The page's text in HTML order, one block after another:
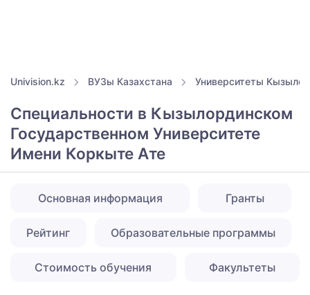
Univision.kz ВУЗы Казахстана Университеты
Специальности в Кызылординском
Государственном Университете
Имени Коркыте Ате
Основная информация Гранты
Рейтинг Образовательные программы
Стоимость обучения Факультеты